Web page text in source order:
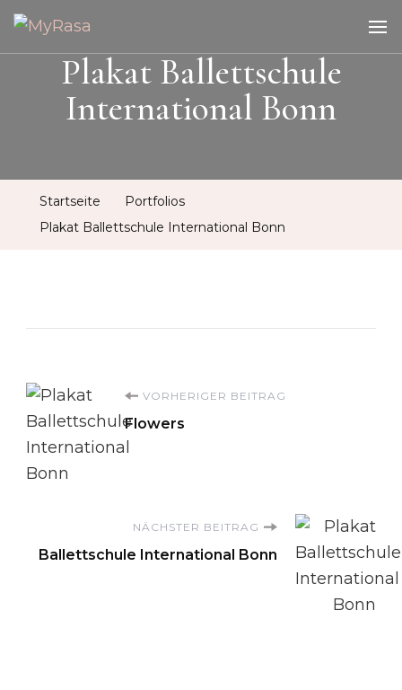
MyRasa
Illustration & Design
Plakat Ballettschule
International Bonn
Startseite
Portfolios
Plakat Ballettschule International Bonn
Beitragsnavigation
VORHERIGER BEITRAG
Flowers
NÄCHSTER BEITRAG
Ballettschule International Bonn